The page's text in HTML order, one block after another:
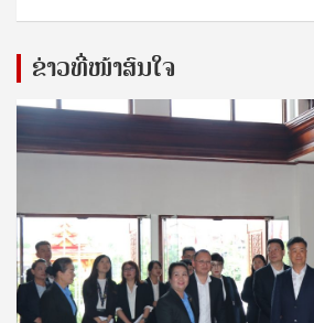
ຂ່າວທີ່ໜ້າສົນໃຈ